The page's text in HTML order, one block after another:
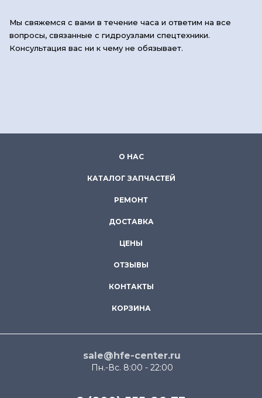
Мы свяжемся с вами в течение часа и ответим на все
вопросы, связанные с гидроузлами спецтехники.
Консультация вас ни к чему не обязывает.
О НАС
КАТАЛОГ ЗАПЧАСТЕЙ
РЕМОНТ
ДОСТАВКА
ЦЕНЫ
ОТЗЫВЫ
КОНТАКТЫ
КОРЗИНА
sale@hfe-center.ru
Пн.-Вс. 8:00 - 22:00